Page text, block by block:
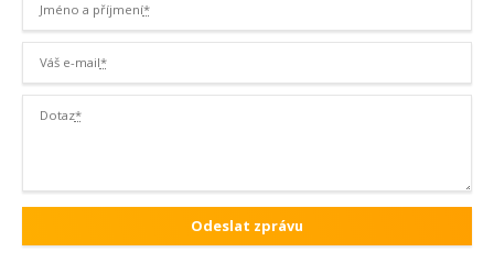
Jméno a příjmení*
Váš e-mail*
Dotaz*